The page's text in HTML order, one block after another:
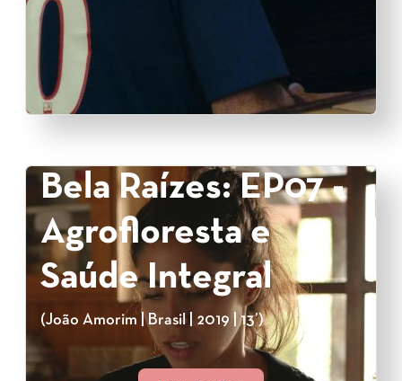
Bela Raízes: EP07 -
Agrofloresta e
Saúde Integral
(João Amorim | Brasil | 2019 | 13’)